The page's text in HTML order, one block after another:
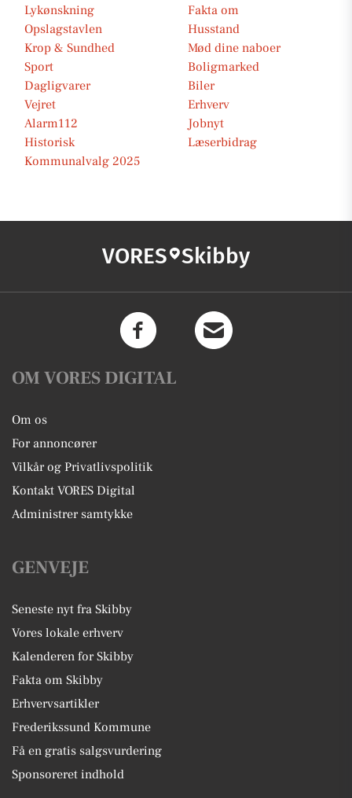
Lykønskning
Fakta om
Opslagstavlen
Husstand
Krop & Sundhed
Mød dine naboer
Sport
Boligmarked
Dagligvarer
Biler
Vejret
Erhverv
Alarm112
Jobnyt
Historisk
Læserbidrag
Kommunalvalg 2025
VORES Skibby
OM VORES DIGITAL
Om os
For annoncører
Vilkår og Privatlivspolitik
Kontakt VORES Digital
Administrer samtykke
GENVEJE
Seneste nyt fra Skibby
Vores lokale erhverv
Kalenderen for Skibby
Fakta om Skibby
Erhvervsartikler
Frederikssund Kommune
Få en gratis salgsvurdering
Sponsoreret indhold